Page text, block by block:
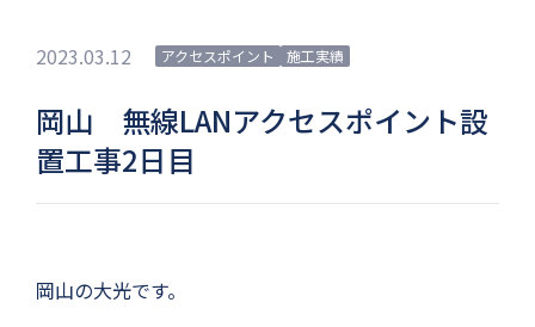
2023.03.12 アクセスポイント 施工実績
岡山 無線LANアクセスポイント設
置工事2日目
岡山の大光です。